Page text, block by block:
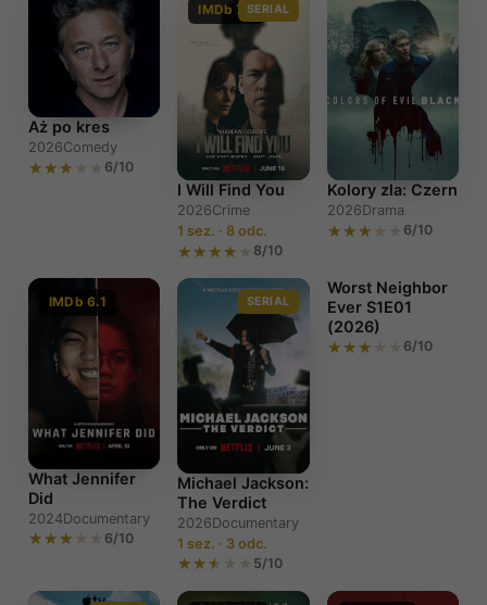
Aż po kres
2026Comedy
6/10
IMDb 7.2SERIAL
I Will Find You
2026Crime
1 sez. · 8 odc.
8/10
Kolory zla: Czern
2026Drama
6/10
IMDb 6.1
What Jennifer
Did
2024Documentary
6/10
SERIAL
Michael Jackson:
The Verdict
2026Documentary
1 sez. · 3 odc.
5/10
Worst Neighbor
Ever S1E01
(2026)
6/10